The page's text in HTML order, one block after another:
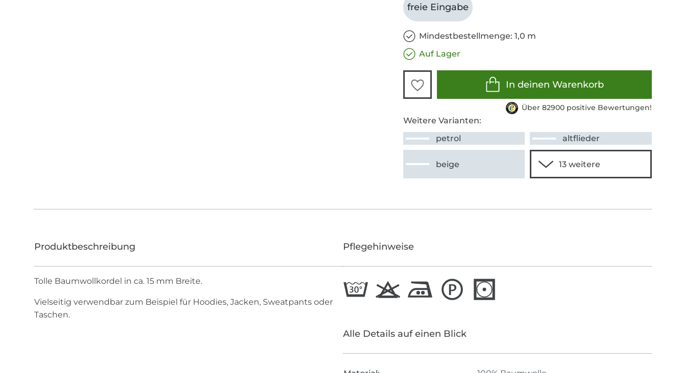
freie Eingabe
Mindestbestellmenge: 1,0 m
Auf Lager
In deinen Warenkorb
Über 82900 positive Bewertungen!
Weitere Varianten:
petrol
altflieder
beige
Tolle Baumwollkordel in ca. 15 mm Breite.
Vielseitig verwendbar zum Beispiel für Hoodies, Jacken, Sweatpants oder
Taschen.
Pflegehinweise
Alle Details auf einen Blick